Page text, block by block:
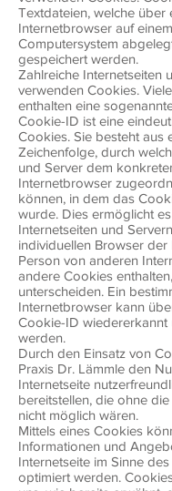
Textdateien, welche über
Internetbrowser auf einem
Computersystem
gespeichert werden.
Zahlreiche Internetseiten
verwenden Cookies.
enthalten eine
Cookie-ID ist eine
Cookies. Sie besteht aus
Zeichenfolge, durch
und Server dem
Internetbrowser
können, in dem das
wurde. Dies ermöglicht
Internetseiten und
individuellen Browser der
Person von anderen
andere Cookies
unterscheiden. Ein
Internetbrowser kann
Cookie-ID wiedererkannt
werden.
Durch den Einsatz von
Praxis Dr. Lämmle den
Internetseite
bereitstellen, die ohne
nicht möglich wären.
Mittels eines Cookies
Informationen und
Internetseite im Sinne
optimiert werden.